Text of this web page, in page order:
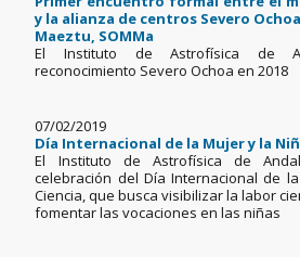
y la alianza de centros Severo
Maeztu, SOMMa
El Instituto de Astrofísica de
reconocimiento Severo Ochoa en 2018
07/02/2019
Día Internacional de la Mujer y la
El Instituto de Astrofísica de
celebración del Día Internacional de
Ciencia, que busca visibilizar la labor
fomentar las vocaciones en las niñas